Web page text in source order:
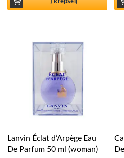
Į krepšelį
Lanvin Éclat d’Arpège Eau
De Parfum 50 ml (woman)